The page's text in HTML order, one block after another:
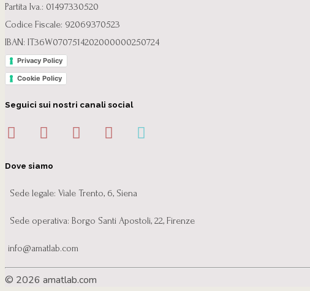
Partita Iva.: 01497330520
Codice Fiscale: 92069370523
IBAN: IT36W0707514202000000250724
Privacy Policy
Cookie Policy
Seguici sui nostri canali social
Dove siamo
Sede legale: Viale Trento, 6, Siena
Sede operativa: Borgo Santi Apostoli, 22, Firenze
info@amatlab.com
© 2026 amatlab.com